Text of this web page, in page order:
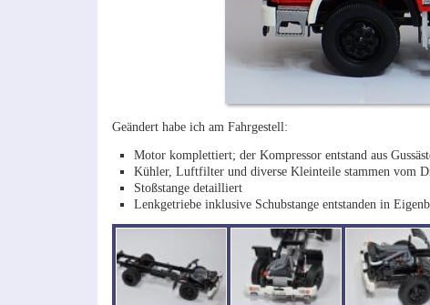
Geändert habe ich am Fahrgestell:
Motor komplettiert; der Kompressor entstand aus
Kühler, Luftfilter und diverse Kleinteile stammen vom
Stoßstange detailliert
Lenkgetriebe inklusive Schubstange entstanden in